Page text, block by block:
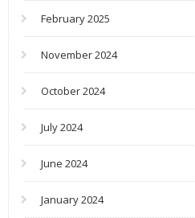
February 2025
November 2024
October 2024
July 2024
June 2024
January 2024